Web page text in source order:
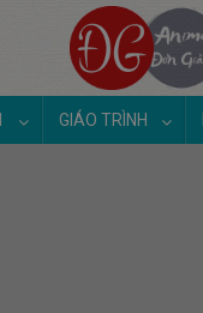
GIÁO TRÌNH